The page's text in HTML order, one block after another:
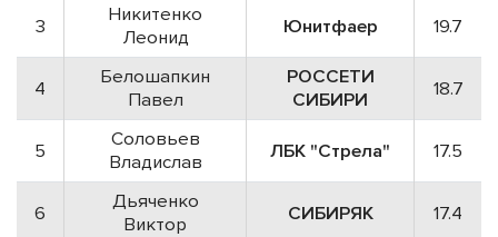
3
Никитенко
Леонид
Юнитфаер 19.7
4
Белошапкин
Павел
РОССЕТИ
СИБИРИ
18.7
5
Соловьев
Владислав
ЛБК "Стрела" 17.5
6
Дьяченко
Виктор
СИБИРЯК 17.4